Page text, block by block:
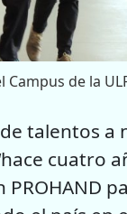
de la
talentos a
cuatro
PROHAND